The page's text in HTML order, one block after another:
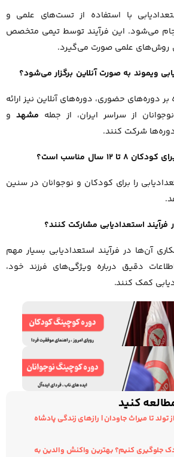
با استفاده از تست‌های علمی و
می‌شود. این فرآیند توسط تیمی متخصص
روش‌های علمی صورت می‌گیرد.
بر دوره‌های حضوری، دوره‌های آنلاین نیز ارائه
از سراسر ایران، از جمله مشهد و
دوره‌ها شرکت کنند.
را برای کودکان و نوجوانان در سنین
آن‌ها در فرآیند استعدادیابی بسیار مهم
دقیق درباره ویژگی‌های فرزند خود،
کمک کنند.
کنید
تولد تا میراث جاودان | رازهای زندگی پادشاه
جلوگیری کنیم؟ بهترین واکنش والدین به